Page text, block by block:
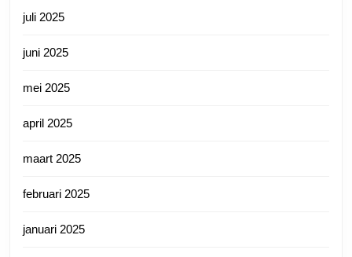
juli 2025
juni 2025
mei 2025
april 2025
maart 2025
februari 2025
januari 2025